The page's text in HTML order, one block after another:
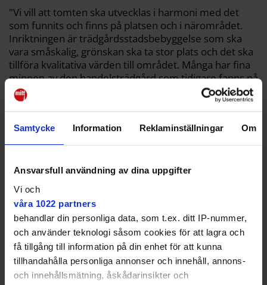
Samtycke Information Reklaminställningar Om
Ansvarsfull användning av dina uppgifter
Vi och
våra 1022 partners
behandlar din personliga data, som t.ex. ditt IP-nummer,
och använder teknologi såsom cookies för att lagra och
få tillgång till information på din enhet för att kunna
tillhandahålla personliga annonser och innehåll, annons-
och innehållsmätning, åskådarinsikter och
"Vi vill att tomten ska utvecklas i harmoni med det
som funnits och finns på platsen och i närområdet.
Inriktningen är trädgårdsstadsbebyggelse som ska
vara småskalig, grönskan ska ta stor plats och det ska
tillföra kvalitativa värden till området. Många har fina
minnen av den handelsträdgård som tidigare fanns på
platsen. Vi vill inte ha någon tät och hög skala."
Päivi Verdier (V). Privat